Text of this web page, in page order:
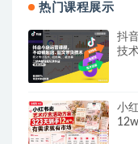
热门课程展示
抖
技
小